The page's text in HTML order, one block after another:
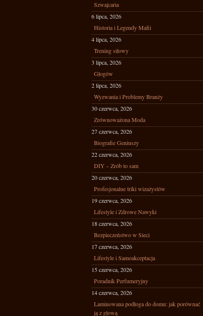
Szwajcaria
6 lipca, 2026
Historia i Legendy Mafii
4 lipca, 2026
Trening siłowy
3 lipca, 2026
Głogów
2 lipca, 2026
Wyzwania i Problemy Branży
30 czerwca, 2026
Zrównoważona Moda
27 czerwca, 2026
Biografie Geniuszy
22 czerwca, 2026
DIY – Zrób to sam
20 czerwca, 2026
Profesjonalne triki wizażystów
19 czerwca, 2026
Lifestyle i Zdrowe Nawyki
18 czerwca, 2026
Bezpieczeństwo w Sieci
17 czerwca, 2026
Lifestyle i Samoakceptacja
15 czerwca, 2026
Poradnik Perfumeryjny
14 czerwca, 2026
Laminowana podłoga do domu: jak porównać
ją z głową